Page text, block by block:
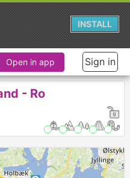
Open in app Sign in
- Ro
INSTALL